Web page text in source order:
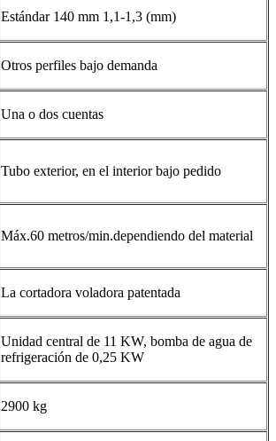
Estándar 140 mm 1,1-1,3 (mm)
Otros perfiles bajo demanda
Una o dos cuentas
Tubo exterior, en el interior bajo pedido
Máx.60 metros/min.dependiendo del material
La cortadora voladora patentada
Unidad central de 11 KW, bomba de agua de
refrigeración de 0,25 KW
2900 kg